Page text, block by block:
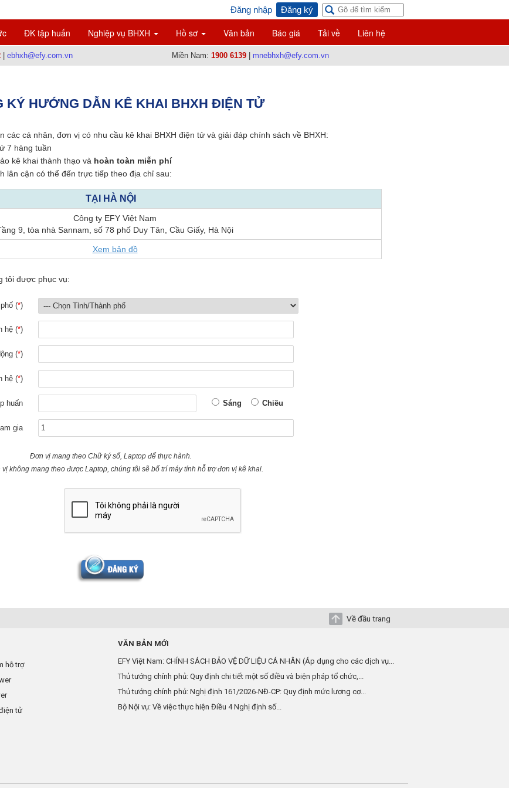
Đăng ký
Đăng nhập
ĐK tập huấn Nghiệp vụ BHXH Hồ sơ Văn bản Báo giá Tải về Liên hệ
| ebhxh@efy.com.vn Miền Nam: 1900 6139| mnebhxh@efy.com.vn
KÝ HƯỚNG DẪN KÊ KHAI BHXH ĐIỆN TỬ
các cá nhân, đơn vị có nhu cầu kê khai BHXH điện tử và giải đáp chính sách về BHXH:
7 hàng tuần
kê khai thành thạo và hoàn toàn miễn phí
lân cận có thể đến trực tiếp theo địa chỉ sau:
TẠI HÀ NỘI
Công ty EFY Việt Nam
9, tòa nhà Sannam, số 78 phố Duy Tân, Cầu Giấy, Hà Nội
Xem bản đồ
tôi được phục vụ:
(*)
hệ (*)
(*)
hệ (*)
huấn Sáng Chiều
gia
Đơn vị mang theo Chữ ký số, Laptop để thực hành.
vị không mang theo được Laptop, chúng tôi sẽ bố trí máy tính hỗ trợ đơn vị kê khai.
Về đầu trang
hỗ trợ
tử
VĂN BẢN MỚI
EFY Việt Nam: CHÍNH SÁCH BẢO VỆ DỮ LIỆU CÁ NHÂN (Áp dụng cho các dịch vụ...
Thủ tướng chính phủ: Quy định chi tiết một số điều và biện pháp tổ chức,...
Thủ tướng chính phủ: Nghị định 161/2026-NĐ-CP: Quy định mức lương cơ...
Bộ Nội vụ: Về việc thực hiện Điều 4 Nghị định số...